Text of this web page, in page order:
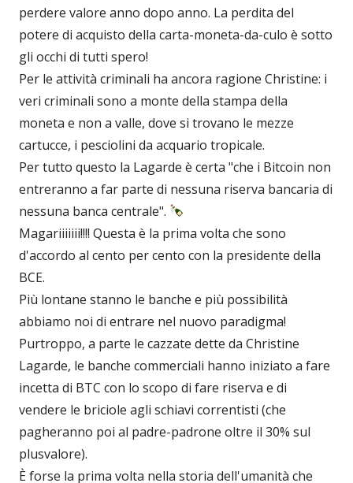
perdere valore anno dopo anno. La perdita del
potere di acquisto della carta-moneta-da-culo è sotto
gli occhi di tutti spero!
Per le attività criminali ha ancora ragione Christine: i
veri criminali sono a monte della stampa della
moneta e non a valle, dove si trovano le mezze
cartucce, i pesciolini da acquario tropicale.
Per tutto questo la Lagarde è certa "che i Bitcoin non
entreranno a far parte di nessuna riserva bancaria di
nessuna banca centrale".
Magariiiiiii!!!! Questa è la prima volta che sono
d'accordo al cento per cento con la presidente della
BCE.
Più lontane stanno le banche e più possibilità
abbiamo noi di entrare nel nuovo paradigma!
Purtroppo, a parte le cazzate dette da Christine
Lagarde, le banche commerciali hanno iniziato a fare
incetta di BTC con lo scopo di fare riserva e di
vendere le briciole agli schiavi correntisti (che
pagheranno poi al padre-padrone oltre il 30% sul
plusvalore).
È forse la prima volta nella storia dell'umanità che